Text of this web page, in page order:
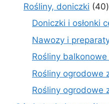
Rośliny, doniczki 40
Doniczki i osłonki
Nawozy i
Rośliny
Rośliny ogrodowe
Rośliny ogrodowe